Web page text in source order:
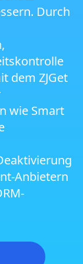
und
Durch
dem ZJGet
wie Smart
Anbietern